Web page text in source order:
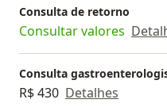
Consulta de retorno
Consultar valores
Consulta
R$ 430 Detalhes